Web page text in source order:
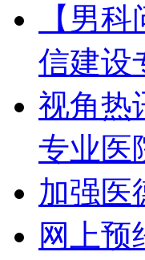
【男
信建设
视角热
专业医
加强医
网上预